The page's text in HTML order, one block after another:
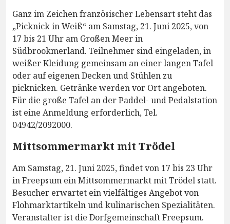
Ganz im Zeichen französischer Lebensart steht das
„Picknick in Weiß“ am Samstag, 21. Juni 2025, von
17 bis 21 Uhr am Großen Meer in
Südbrookmerland. Teilnehmer sind eingeladen, in
weißer Kleidung gemeinsam an einer langen Tafel
oder auf eigenen Decken und Stühlen zu
picknicken. Getränke werden vor Ort angeboten.
Für die große Tafel an der Paddel- und Pedalstation
ist eine Anmeldung erforderlich, Tel.
04942/2092000.
Mittsommermarkt mit Trödel
Am Samstag, 21. Juni 2025, findet von 17 bis 23 Uhr
in Freepsum ein Mittsommermarkt mit Trödel statt.
Besucher erwartet ein vielfältiges Angebot von
Flohmarktartikeln und kulinarischen Spezialitäten.
Veranstalter ist die Dorfgemeinschaft Freepsum.